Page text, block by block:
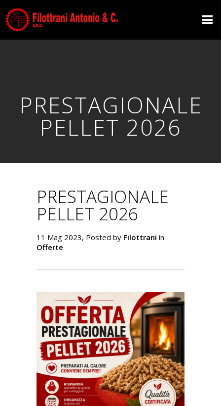
PRESTAGIONALE
PELLET 2026
PRESTAGIONALE
PELLET 2026
11 Mag 2023, Posted by Filottrani in
Offerte